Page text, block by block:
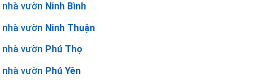
nhà vườn Ninh Bình
nhà vườn Ninh Thuận
nhà vườn Phú Thọ
nhà vườn Phú Yên